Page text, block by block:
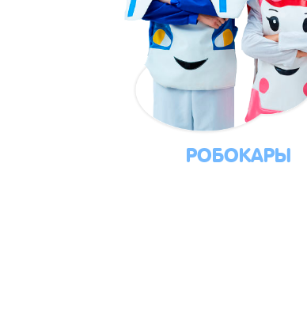
РОБОКАРЫ